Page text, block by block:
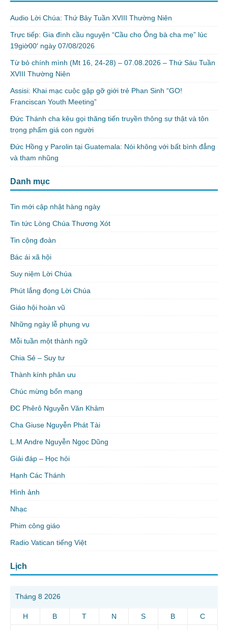
Audio Lời Chúa: Thứ Bảy Tuần XVIII Thường Niên
Trực tiếp: Gia đình cầu nguyện “Cầu cho Ông bà cha mẹ” lúc
19giờ00′ ngày 07/08/2026
Từ bỏ chính mình (Mt 16, 24-28) – 07.08.2026 – Thứ Sáu Tuần
XVIII Thường Niên
Assisi: Khai mạc cuộc gặp gỡ giới trẻ Phan Sinh “GO!
Franciscan Youth Meeting”
Đức Thánh cha kêu gọi thăng tiến truyền thông sự thật và tôn
trọng phẩm giá con người
Đức Hồng y Parolin tại Guatemala: Nói không với bất bình đẳng
và tham nhũng
Danh mục
Tin mới cập nhật hàng ngày
Tin tức Lòng Chúa Thương Xót
Tin cộng đoàn
Bác ái xã hội
Suy niệm Lời Chúa
Phút lắng đọng Lời Chúa
Giáo hội hoàn vũ
Những ngày lễ phụng vụ
Mỗi tuần một thành ngữ
Chia Sẻ – Suy tư
Thành kính phân ưu
Chúc mừng bổn mạng
ĐC Phêrô Nguyễn Văn Khảm
Cha Giuse Nguyễn Phát Tài
L.M Andre Nguyễn Ngọc Dũng
Giải đáp – Học hỏi
Hạnh Các Thánh
Hình ảnh
Nhạc
Phim công giáo
Radio Vatican tiếng Việt
Lịch
Tháng 8 2026
H B T N S B C